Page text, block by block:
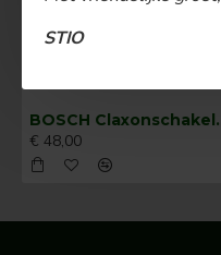
STIO
BOSCH
€ 48,00